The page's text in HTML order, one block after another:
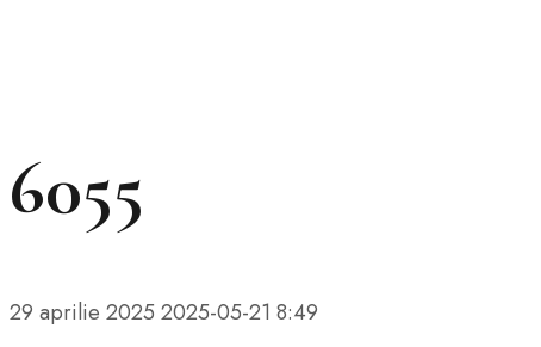
6055
29 aprilie 2025 2025-05-21 8:49